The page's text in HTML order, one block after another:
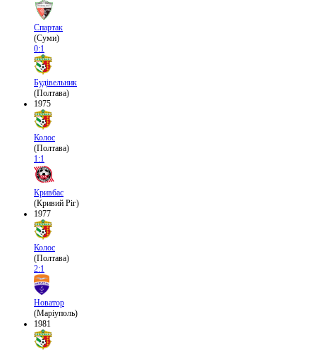
Спартак
(Суми)
0:1
Будівельник
(Полтава)
1975
Колос
(Полтава)
1:1
Кривбас
(Кривий Ріг)
1977
Колос
(Полтава)
2:1
Новатор
(Маріуполь)
1981